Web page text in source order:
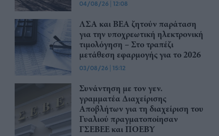
04/08/26 | 12:08
ΛΣΑ και ΒΕΑ ζητούν παράταση
για την υποχρεωτική ηλεκτρονική
τιμολόγηση – Στο τραπέζι
μετάθεση εφαρμογής για το 2026
03/08/26 | 15:12
Συνάντηση με τον γεν.
γραμματέα Διαχείρισης
Αποβλήτων για τη διαχείριση του
Γυαλιού πραγματοποίησαν
ΓΣΕΒΕΕ και ΠΟΕΒΥ